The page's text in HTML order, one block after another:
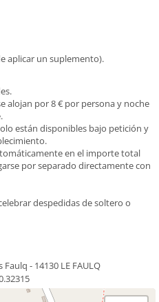
aplicar un suplemento).
alojan por 8 € por persona y noche
están disponibles bajo petición y
en el importe total
por separado directamente con
despedidas de soltero o
Faulq - 14130 LE FAULQ